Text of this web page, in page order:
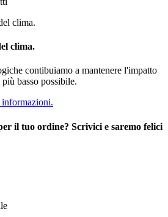
clima.
contibuiamo a mantenere l'impatto
basso possibile.
il tuo ordine? Scrivici e saremo felici